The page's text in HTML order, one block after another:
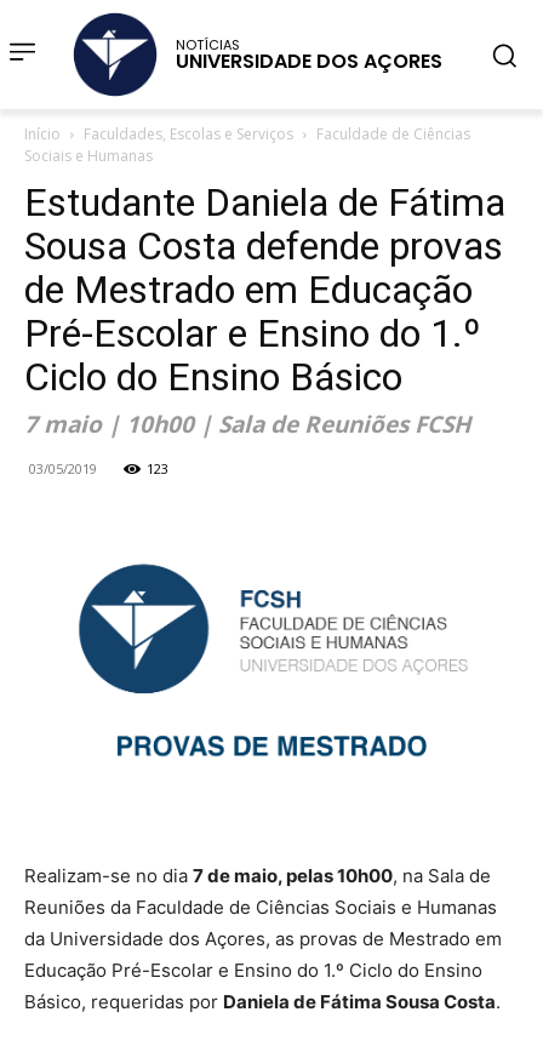
NOTÍCIAS
UNIVERSIDADE DOS AÇORES
Início Faculdades, Escolas e Serviços
Faculdade de Ciências
Sociais e Humanas
Estudante Daniela de Fátima
Sousa Costa defende provas
de Mestrado em Educação
Pré-Escolar e Ensino do 1.º
Ciclo do Ensino Básico
7 maio | 10h00 | Sala de Reuniões FCSH
03/05/2019 123
Realizam-se no dia 7 de maio, pelas 10h00, na Sala de
Reuniões da Faculdade de Ciências Sociais e Humanas
da Universidade dos Açores, as provas de Mestrado em
Educação Pré-Escolar e Ensino do 1.º Ciclo do Ensino
Básico, requeridas por Daniela de Fátima Sousa Costa.